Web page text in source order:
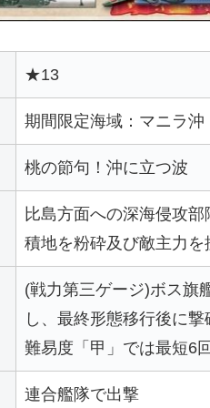
★13
期間限定海域：マニラ沖
桃の節句！沖に立つ波
比島方面への深海侵攻
積地を粉砕及び敵主力
(戦力第三ゲージ)ボス旗
し、最終形態移行後に
難易度「甲」では最短6
連合艦隊で出撃